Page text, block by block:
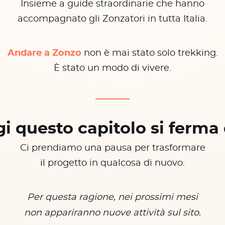
Insieme a guide straordinarie che hanno
accompagnato gli Zonzatori in tutta Italia.
Andare a Zonzonon è mai stato solo trekking.
È stato un modo di vivere.
questo capitolo si ferma
Ci prendiamo una pausa per trasformare
il progetto in qualcosa di nuovo.
Per questa ragione, nei prossimi mesi
non appariranno nuove attività sul sito.